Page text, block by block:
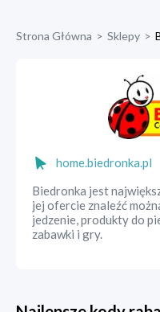
Strona Główna > Sklepy >
home.biedronka.pl
Biedronka jest
jej ofercie znaleźć
jedzenie, produkty do
zabawki i gry.